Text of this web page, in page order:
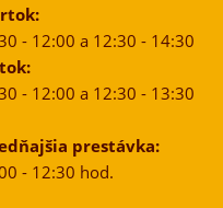
- 12:00 a 12:30 - 14:30
- 12:00 a 12:30 - 13:30
prestávka:
- 12:30 hod.